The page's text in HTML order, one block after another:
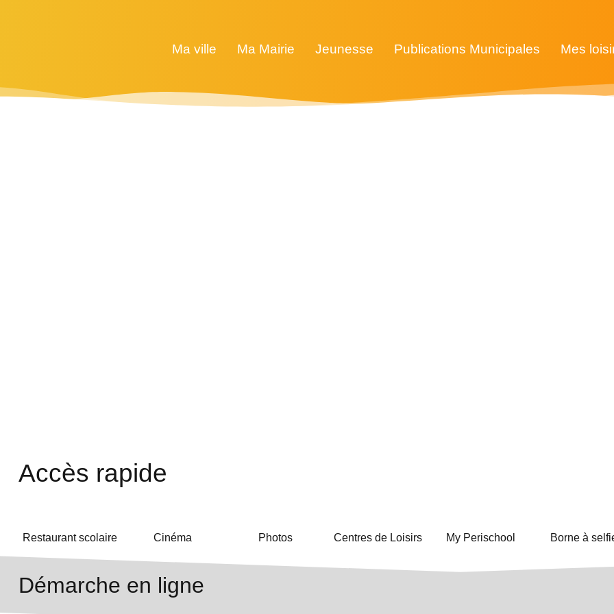
Ma ville Ma Mairie Jeunesse Publications Municipales Mes
Accès rapide
Restaurant scolaire Cinéma Photos Centres de Loisirs My Perischool Borne à
Démarche en ligne